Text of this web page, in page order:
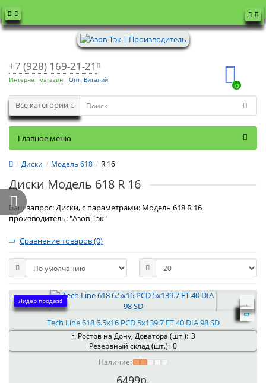
+7 (928) 169-21-21
Интернет магазин Опт: Виталий
0
Все категории
Главное меню
Диски Модель 618 R 16
Диски Модель 618 R 16
Ваш запрос: Диски, с параметрами: Модель 618 R 16
производитель: "Азов-Тэк"
Сравнение товаров (0)
Лидер продаж!
Tech Line 618 6.5x16 PCD 5x139.7 ET 40 DIA 98 SD
г. Ростов на Дону, Доватора (шт.): 3
Резервный склад (шт.): 0
Наличие:
6499р.